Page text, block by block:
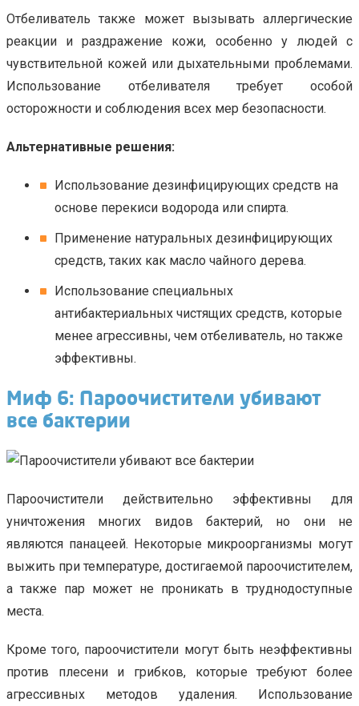
Отбеливатель также может вызывать аллергические
реакции и раздражение кожи, особенно у людей с
чувствительной кожей или дыхательными проблемами.
Использование отбеливателя требует особой
осторожности и соблюдения всех мер безопасности.
Альтернативные решения:
Использование дезинфицирующих средств на
основе перекиси водорода или спирта.
Применение натуральных дезинфицирующих
средств, таких как масло чайного дерева.
Использование специальных
антибактериальных чистящих средств, которые
менее агрессивны, чем отбеливатель, но также
эффективны.
Миф 6: Пароочистители убивают
все бактерии
Пароочистители действительно эффективны для
уничтожения многих видов бактерий, но они не
являются панацеей. Некоторые микроорганизмы могут
выжить при температуре, достигаемой пароочистителем,
а также пар может не проникать в труднодоступные
места.
Кроме того, пароочистители могут быть неэффективны
против плесени и грибков, которые требуют более
агрессивных методов удаления. Использование